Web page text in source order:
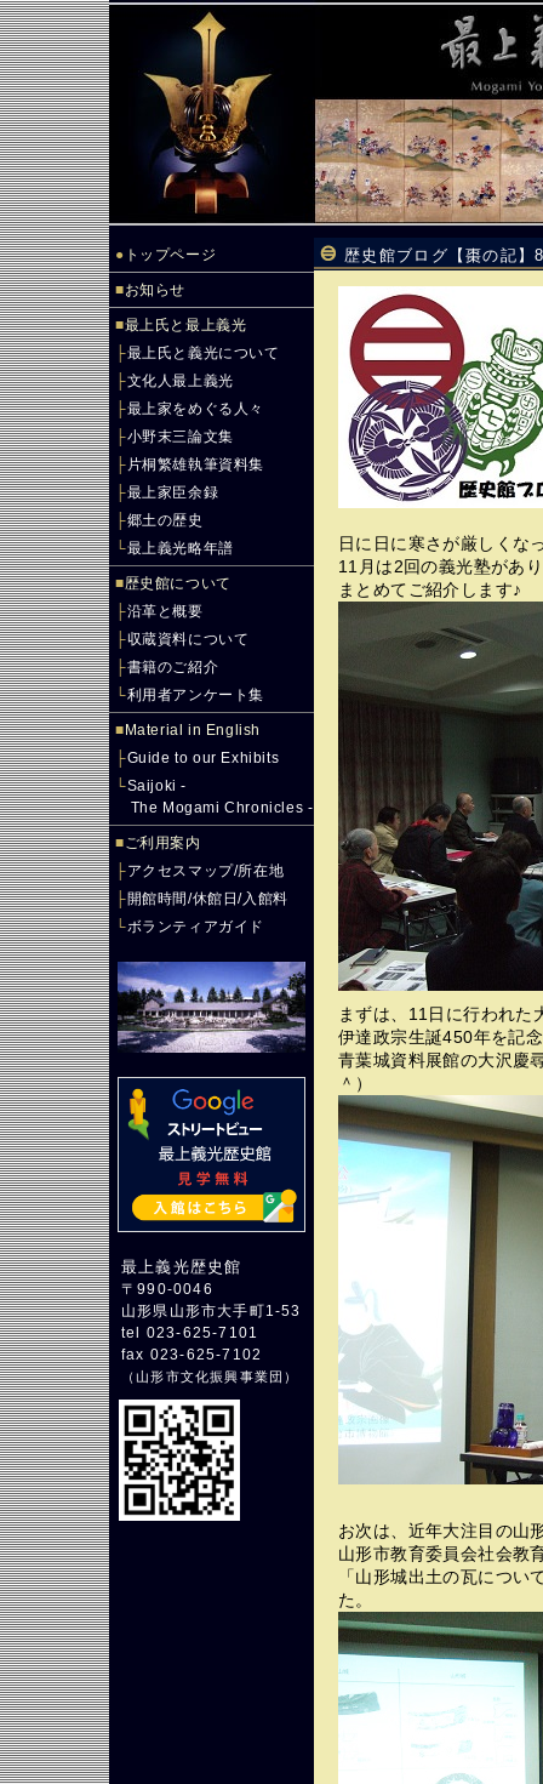
● トップページ
■お知らせ
■最上氏と最上義光
├最上氏と義光について
├文化人最上義光
├最上家をめぐる人々
├小野末三論文集
├ 片桐繁雄執筆資料集
├最上家臣余録
├郷土の歴史
└最上義光略年譜
■歴史館について
├沿革と概要
├収蔵資料について
├書籍のご紹介
└利用者アンケート集
■ Material in English
├Guide to our Exhibits
└Saijoki -
The Mogami Chronicles -
■ご利用案内
├アクセスマップ/所在地
├開館時間/休館日/入館料
└ボランティアガイド
最上義光歴史館
〒990-0046
山形県山形市大手町1-53
tel 023-625-7101
fax 023-625-7102
（山形市文化振興事業団 ）
歴史館ブログ【棗の記
日に日に寒さが厳しくな
11月は2回の義光塾があ
まとめてご紹介します♪
まずは、11日に行われた
伊達政宗生誕450年を記
青葉城資料展館の大沢慶
＾）
お次は、近年大注目の山
山形市教育委員会社会教
「山形城出土の瓦につ
た。